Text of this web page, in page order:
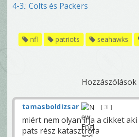
4-3.: Colts és Packers
nfl patriots seahawks
Hozzászólások
tamasboldizsar 3
miért nem olyan írja a cikket aki
pats rész katasztrófa